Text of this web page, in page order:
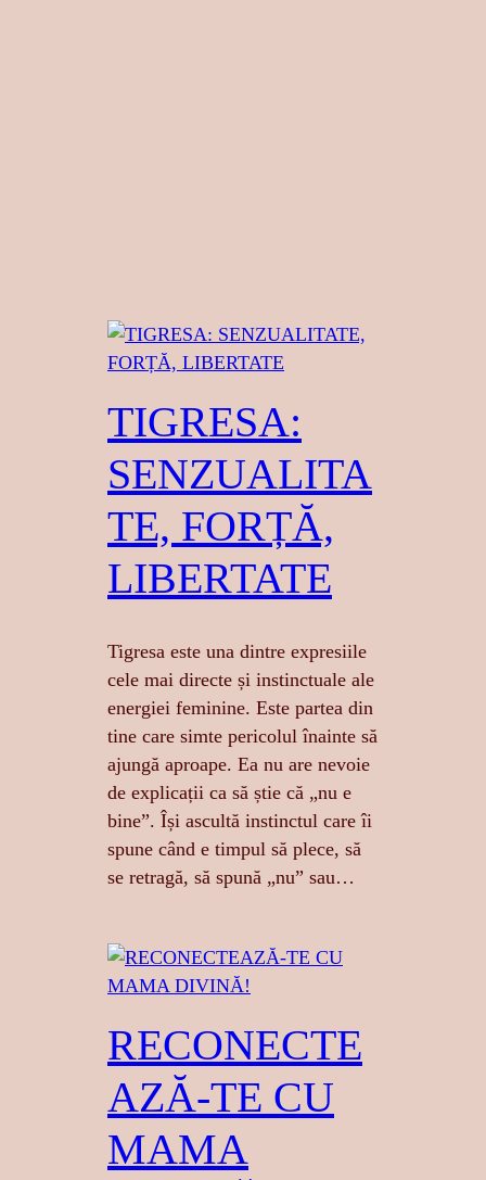
TIGRESA:
SENZUALITA
TE, FORȚĂ,
LIBERTATE
Tigresa este una dintre expresiile
cele mai directe și instinctuale ale
energiei feminine. Este partea din
tine care simte pericolul înainte să
ajungă aproape. Ea nu are nevoie
de explicații ca să știe că „nu e
bine”. Își ascultă instinctul care îi
spune când e timpul să plece, să
se retragă, să spună „nu” sau…
RECONECTE
AZĂ-TE CU
MAMA